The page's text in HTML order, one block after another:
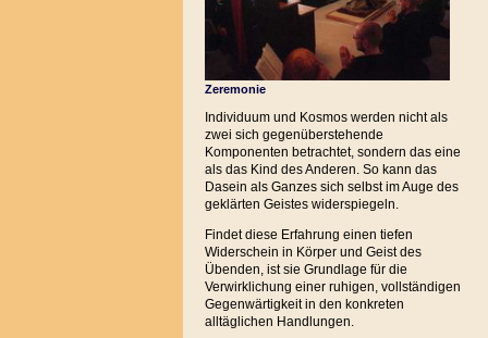
Zeremonie
Individuum und Kosmos werden nicht als
zwei sich gegenüberstehende
Komponenten betrachtet, sondern das eine
als das Kind des Anderen. So kann das
Dasein als Ganzes sich selbst im Auge des
geklärten Geistes widerspiegeln.
Findet diese Erfahrung einen tiefen
Widerschein in Körper und Geist des
Übenden, ist sie Grundlage für die
Verwirklichung einer ruhigen, vollständigen
Gegenwärtigkeit in den konkreten
alltäglichen Handlungen.